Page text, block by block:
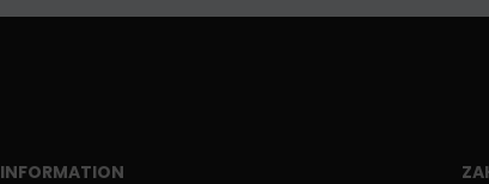
INFORMATION